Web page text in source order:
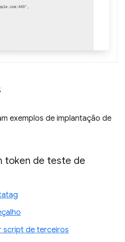
exemplos de implantação de
token de teste de
script de terceiros